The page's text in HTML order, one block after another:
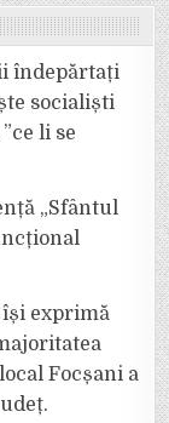
îndepărtați
socialiști
li se
„Sfântul
își exprimă
Focșani a